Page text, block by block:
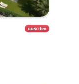
uusi dev